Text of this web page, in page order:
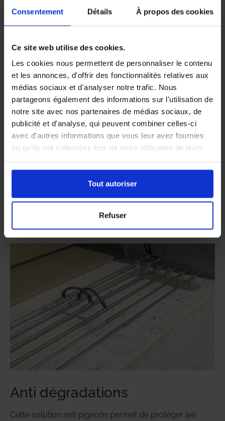
Consentement Détails À propos des cookies
Ce site web utilise des cookies.
Les cookies nous permettent de personnaliser le contenu
et les annonces, d'offrir des fonctionnalités relatives aux
médias sociaux et d'analyser notre trafic. Nous
partageons également des informations sur l'utilisation de
notre site avec nos partenaires de médias sociaux, de
publicité et d'analyse, qui peuvent combiner celles-ci
avec d'autres informations que vous leur avez fournies
ou qu'ils ont collectées lors de votre utilisation de leurs
Tout autoriser
Refuser
des transpondeurs sismiques dans les cloisons
qui les empêchent de nidifier.
Système électrique anti-pigeons
Disparition de 85% des volatiles sous 24h
La solution Anti-Pigeon
Les pigeons ont besoin d’un espace de 5cm pour se
poser et s’installer. En positionnant un système
perchoir, on les éloigne durablement.
Nous installons des barrettes inox dans lesquelles
circulent des impulsions électriques créant une
électromagnétique qui les empêchent d’approcher.
Anti dégradations
Cette solution anti pigeons permet de protéger les